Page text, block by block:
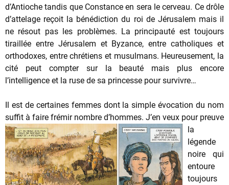
d’Antioche tandis que Constance en sera le cerveau. Ce drôle
d’attelage reçoit la bénédiction du roi de Jérusalem mais il
ne résout pas les problèmes. La principauté est toujours
tiraillée entre Jérusalem et Byzance, entre catholiques et
orthodoxes, entre chrétiens et musulmans. Heureusement, la
cité peut compter sur la beauté mais plus encore
l’intelligence et la ruse de sa princesse pour survivre…
Il est de certaines femmes dont la simple évocation du nom
suffit à faire frémir nombre d’hommes. J’en veux pour preuve
la
légende
noire qui
entoure
toujours